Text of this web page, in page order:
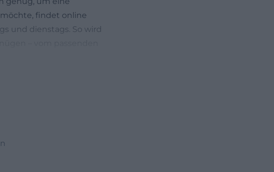
findet online
und dienstags. So wird
Spielzeiten und
Tickets für dieselbe